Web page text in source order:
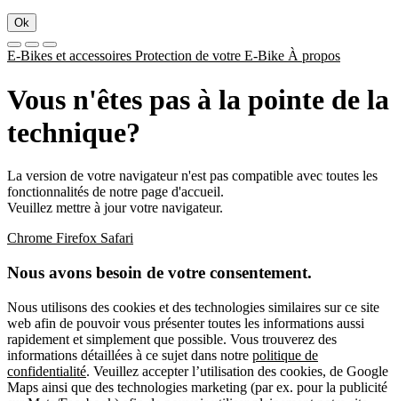
Ok
E-Bikes et accessoires Protection de votre E-Bike À propos
Vous n'êtes pas à la pointe de la
technique?
La version de votre navigateur n'est pas compatible avec toutes les
fonctionnalités de notre page d'accueil.
Veuillez mettre à jour votre navigateur.
Chrome Firefox Safari
Nous avons besoin de votre consentement.
Nous utilisons des cookies et des technologies similaires sur ce site
web afin de pouvoir vous présenter toutes les informations aussi
rapidement et simplement que possible. Vous trouverez des
informations détaillées à ce sujet dans notre politique de
confidentialité. Veuillez accepter l’utilisation des cookies, de Google
Maps ainsi que des technologies marketing (par ex. pour la publicité